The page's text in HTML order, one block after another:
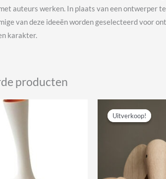
auteurs werken. In plaats van een ontwerper
van deze ideeën worden geselecteerd voor
karakter.
producten
Uitverkoop!
Uitverkoop!